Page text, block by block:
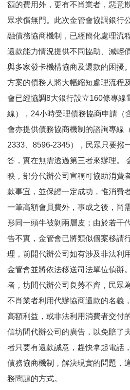
額的費用外，更有不肖業者，惡意
眾求償無門。此次金管會協調銀行
融債務協商機制，已經簡化處理流
還款能力情況提供不同協助、減輕
與多家發卡機構協商及還款的困擾
方案的債務人將大幅縮短處理流程
會已經協調8大銀行設立160條專線
線），24小時受理債務協商申請（
會亦提供債務協商機制的諮詢專線
2333、8596-2345），民眾只要撥
答，實在無需透過第三者來辦理。
映，部分代辦公司宣稱可協助消費
款事宜，並保證一定成功，惟消費
一筆高額會員費外，事成之後，尚
形同一頭牛被剝兩層皮；由於若干
告不實，金管會已將類似個案移請
理，前開代辦公司如有涉及非法利
金管會並將依法移送司法單位偵辦
者，坊間代辦公司良莠不齊，民眾
不肖業者利用代辦協商還款的名義
高額利益，或非法利用消費者交付
信坊間代辦公司的廣告，以免賠了
者只要有還款誠意，趕快拿起電話
債務協商機制，解決現實的問題，
務問題的方式。